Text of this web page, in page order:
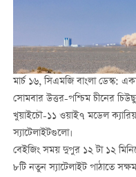
মার্চ ১৬, সিএমজি বাংলা ডেস্ক:
সোমবার উত্তর-পশ্চিম চীনের
খুয়াইচৌ-১১ ওয়াই৭ মডেল
স্যাটেলাইটগুলো।
বেইজিং সময় দুপুর ১২ টা ১২
৮টি নতুন স্যাটেলাইট পাঠাতে